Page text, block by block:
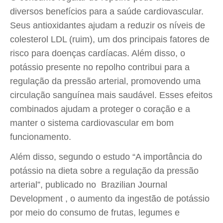
diversos benefícios para a saúde cardiovascular.
Seus antioxidantes ajudam a reduzir os níveis de
colesterol LDL (ruim), um dos principais fatores de
risco para doenças cardíacas. Além disso, o
potássio presente no repolho contribui para a
regulação da pressão arterial, promovendo uma
circulação sanguínea mais saudável. Esses efeitos
combinados ajudam a proteger o coração e a
manter o sistema cardiovascular em bom
funcionamento.
Além disso, segundo o estudo “A importância do
potássio na dieta sobre a regulação da pressão
arterial”, publicado no Brazilian Journal
Development , o aumento da ingestão de potássio
por meio do consumo de frutas, legumes e